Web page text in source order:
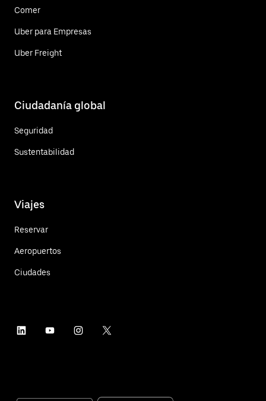
Comer
Uber para Empresas
Uber Freight
Ciudadanía global
Seguridad
Sustentabilidad
Viajes
Reservar
Aeropuertos
Ciudades